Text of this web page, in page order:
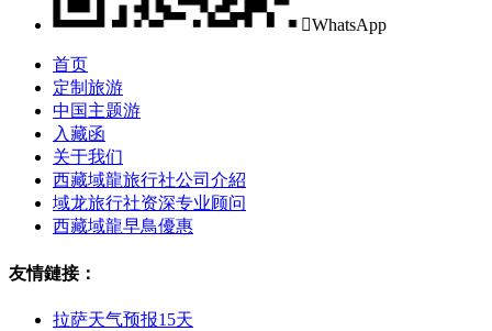
WhatsApp
首页
定制旅游
中国主题游
入藏函
关于我们
西藏域龍旅行社公司介紹
域龙旅行社资深专业顾问
西藏域龍早鳥優惠
友情鏈接：
拉萨天气预报15天